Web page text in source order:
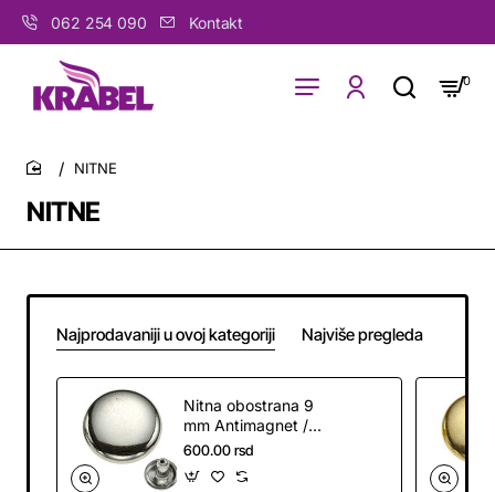
062 254 090 Kontakt
0
NITNE
home
NITNE
Najprodavaniji u ovoj kategoriji Najviše pregleda
Nitna obostrana 9
mm Antimagnet /
pak 100 kom
600.00 rsd